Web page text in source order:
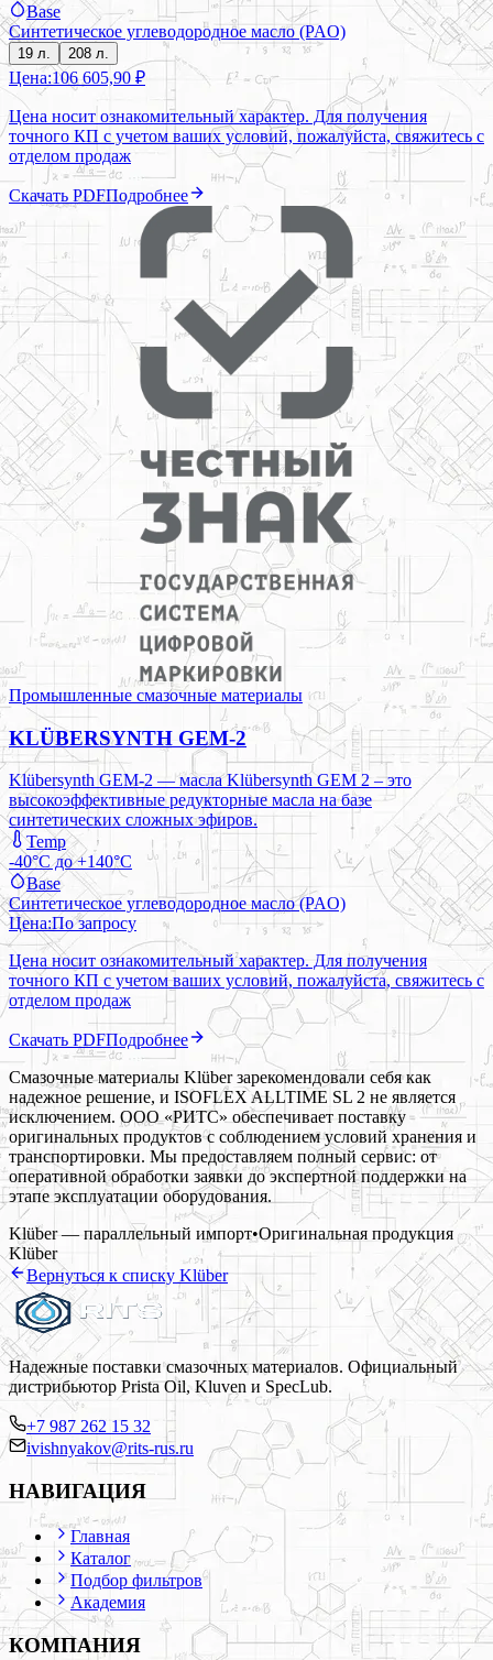
Base
Синтетическое углеводородное масло (PAO)
19 л. 208 л.
Цена:106 605,90 ₽
Цена носит ознакомительный характер. Для получения
точного КП с учетом ваших условий, пожалуйста, свяжитесь с
отделом продаж
Скачать PDFПодробнее
Промышленные смазочные материалы
KLÜBERSYNTH GEM-2
Klübersynth GEM-2 — масла Klübersynth GEM 2 – это
высокоэффективные редукторные масла на базе
синтетических сложных эфиров.
Temp
-40°C до +140°C
Base
Синтетическое углеводородное масло (PAO)
Цена:По запросу
Цена носит ознакомительный характер. Для получения
точного КП с учетом ваших условий, пожалуйста, свяжитесь с
отделом продаж
Скачать PDFПодробнее
Смазочные материалы Klüber зарекомендовали себя как
надежное решение, и ISOFLEX ALLTIME SL 2 не является
исключением. ООО «РИТС» обеспечивает поставку
оригинальных продуктов с соблюдением условий хранения и
транспортировки. Мы предоставляем полный сервис: от
оперативной обработки заявки до экспертной поддержки на
этапе эксплуатации оборудования.
Klüber — параллельный импорт•Оригинальная продукция
Klüber
Вернуться к списку Klüber
Надежные поставки смазочных материалов. Официальный
дистрибьютор Prista Oil, Kluven и SpecLub.
+7 987 262 15 32
ivishnyakov@rits-rus.ru
НАВИГАЦИЯ
Главная
Каталог
Подбор фильтров
Академия
КОМПАНИЯ